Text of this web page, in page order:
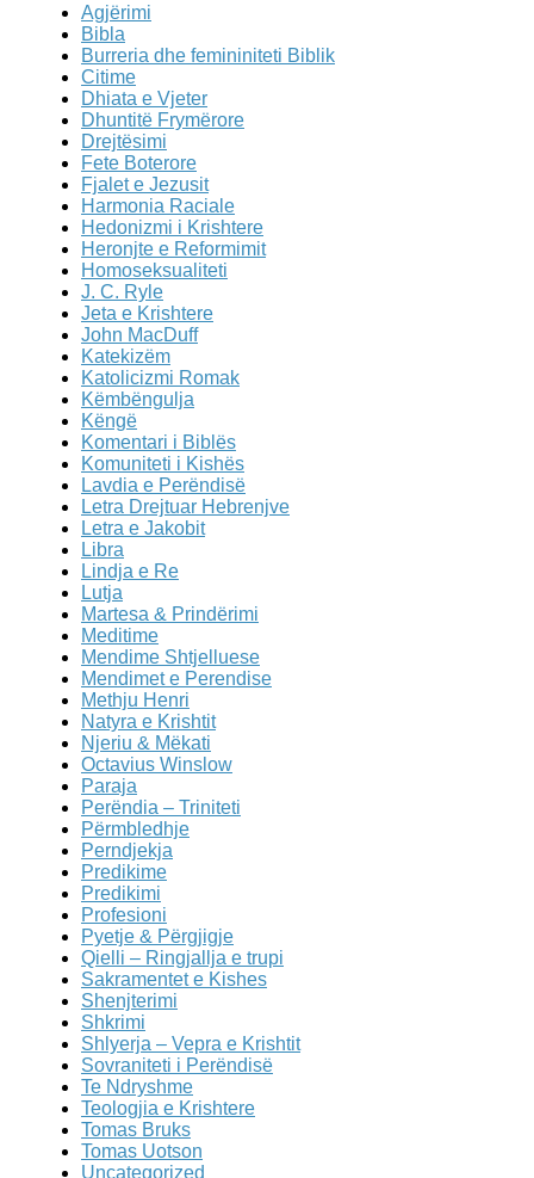
Agjërimi
Bibla
Burreria dhe femininiteti Biblik
Citime
Dhiata e Vjeter
Dhuntitë Frymërore
Drejtësimi
Fete Boterore
Fjalet e Jezusit
Harmonia Raciale
Hedonizmi i Krishtere
Heronjte e Reformimit
Homoseksualiteti
J. C. Ryle
Jeta e Krishtere
John MacDuff
Katekizëm
Katolicizmi Romak
Këmbëngulja
Këngë
Komentari i Biblës
Komuniteti i Kishës
Lavdia e Perëndisë
Letra Drejtuar Hebrenjve
Letra e Jakobit
Libra
Lindja e Re
Lutja
Martesa & Prindërimi
Meditime
Mendime Shtjelluese
Mendimet e Perendise
Methju Henri
Natyra e Krishtit
Njeriu & Mëkati
Octavius Winslow
Paraja
Perëndia – Triniteti
Përmbledhje
Perndjekja
Predikime
Predikimi
Profesioni
Pyetje & Përgjigje
Qielli – Ringjallja e trupi
Sakramentet e Kishes
Shenjterimi
Shkrimi
Shlyerja – Vepra e Krishtit
Sovraniteti i Perëndisë
Te Ndryshme
Teologjia e Krishtere
Tomas Bruks
Tomas Uotson
Uncategorized